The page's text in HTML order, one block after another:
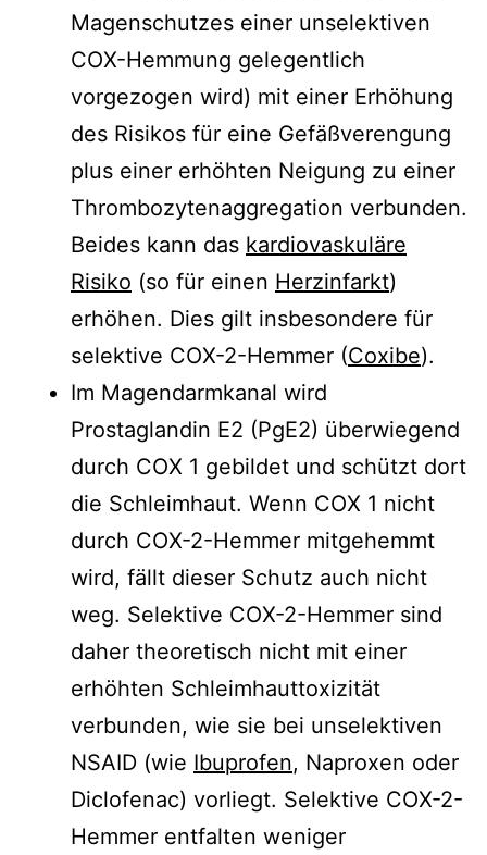
Magenschutzes einer unselektiven
COX-Hemmung gelegentlich
vorgezogen wird) mit einer Erhöhung
des Risikos für eine Gefäßverengung
plus einer erhöhten Neigung zu einer
Thrombozytenaggregation verbunden.
Beides kann das kardiovaskuläre
Risiko (so für einen Herzinfarkt)
erhöhen. Dies gilt insbesondere für
selektive COX-2-Hemmer (Coxibe).
Im Magendarmkanal wird
Prostaglandin E2 (PgE2) überwiegend
durch COX 1 gebildet und schützt dort
die Schleimhaut. Wenn COX 1 nicht
durch COX-2-Hemmer mitgehemmt
wird, fällt dieser Schutz auch nicht
weg. Selektive COX-2-Hemmer sind
daher theoretisch nicht mit einer
erhöhten Schleimhauttoxizität
verbunden, wie sie bei unselektiven
NSAID (wie Ibuprofen, Naproxen oder
Diclofenac) vorliegt. Selektive COX-2-
Hemmer entfalten weniger